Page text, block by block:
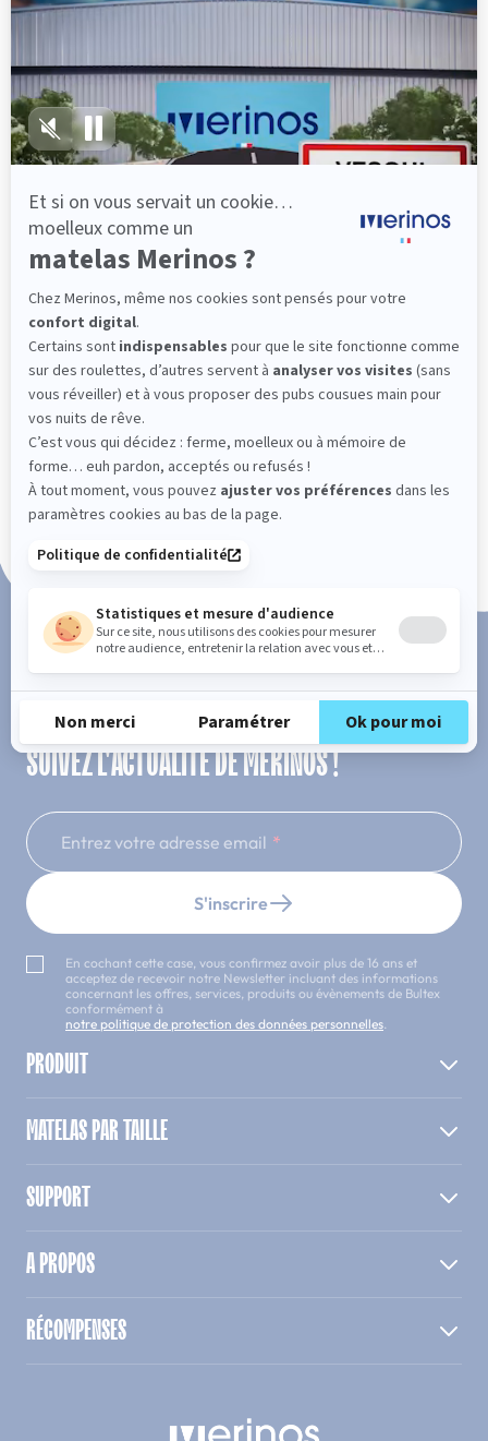
lattes, vous évitez les douleurs au petit matin.
Dès 501,00 €
Découvrir
Livraison gratuite
Marque Française
Service client à votre écoute
Paiement en 3x ou 4x sans frais
SUIVEZ L'ACTUALITÉ DE MERINOS !
Entrez votre adresse email
S'inscrire
En cochant cette case, vous confirmez avoir plus de 16 ans et
acceptez de recevoir notre Newsletter incluant des informations
concernant les offres, services, produits ou évènements de Bultex
conformément à
notre politique de protection des données personnelles.
PRODUIT
MATELAS PAR TAILLE
SUPPORT
A PROPOS
RÉCOMPENSES